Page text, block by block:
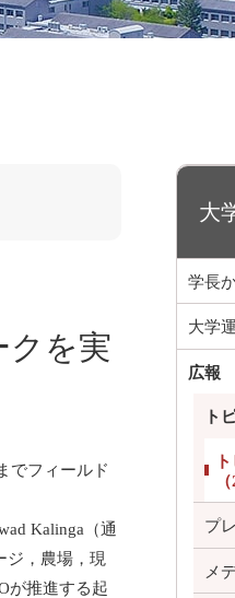
クを実
でフィールド
Kalinga（通
ジ，農場，現
が推進する起
大
学長
大学
広報
ト
プ
メ